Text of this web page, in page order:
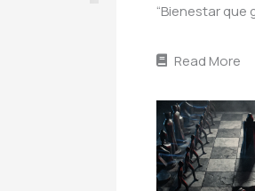
“Bienestar que
Read More